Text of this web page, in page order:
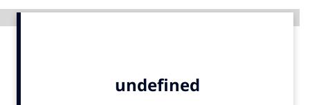
Vacatures
Academy